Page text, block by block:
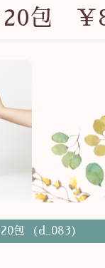
20包 ￥
20包 (d_083)